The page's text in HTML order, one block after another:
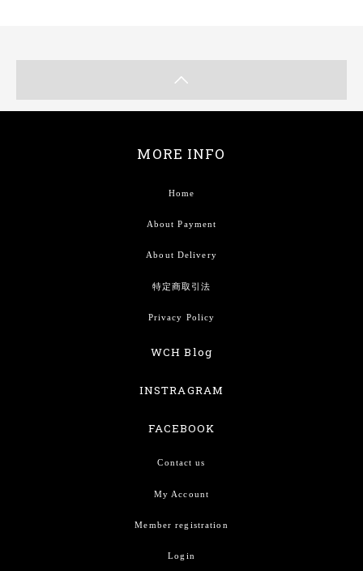
MORE INFO
Home
About Payment
About Delivery
特定商取引法
Privacy Policy
WCH Blog
INSTRAGRAM
FACEBOOK
Contact us
My Account
Member registration
Login